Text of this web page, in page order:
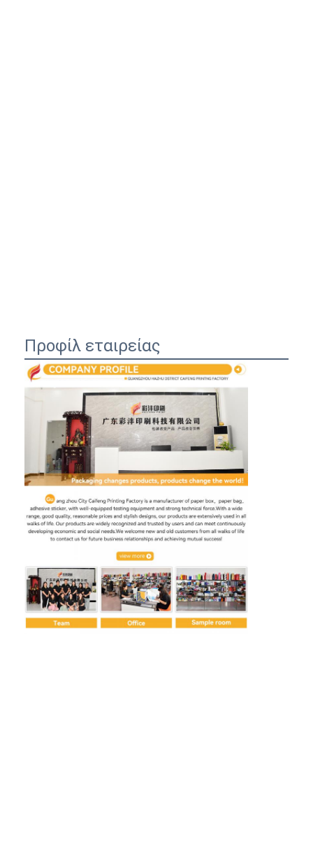
Προφίλ εταιρείας